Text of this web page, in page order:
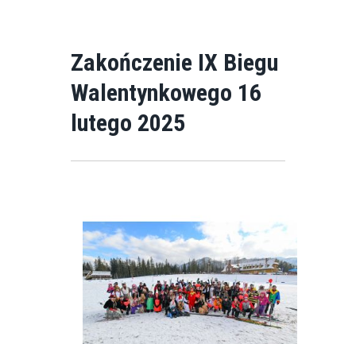
Zakończenie IX Biegu
Walentynkowego 16
lutego 2025